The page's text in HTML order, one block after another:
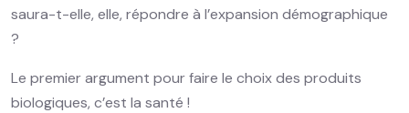
saura-t-elle, elle, répondre à l’expansion démographique
?
Le premier argument pour faire le choix des produits
biologiques, c’est la santé !